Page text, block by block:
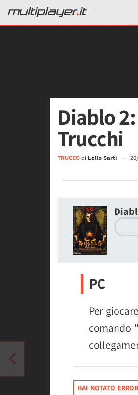
Diablo
Trucchi
TRUCCO di Lello Sarti —
PC
Per
comando
HAI NOTATO